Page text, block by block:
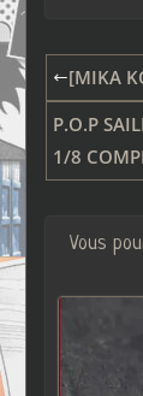
[MIKA
P.O.P
1/8
Vous